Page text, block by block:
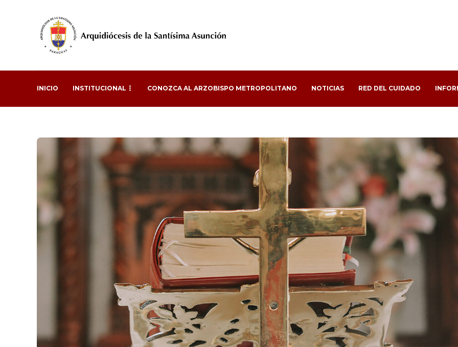
INICIO INSTITUCIONAL CONOZCA AL ARZOBISPO METROPOLITANO NOTICIAS RED DEL CUIDADO